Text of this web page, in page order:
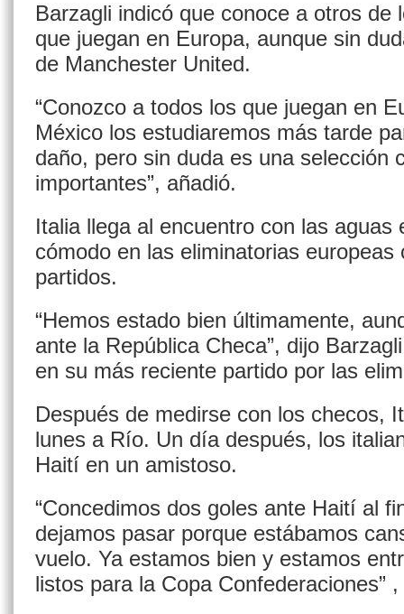
Barzagli indicó que conoce a otros de
que juegan en Europa, aunque sin
de Manchester United.
“Conozco a todos los que juegan en
México los estudiaremos más tarde
daño, pero sin duda es una selección
importantes”, añadió.
Italia llega al encuentro con las aguas
cómodo en las eliminatorias
partidos.
“Hemos estado bien últimamente,
ante la República Checa”, dijo
en su más reciente partido por las
Después de medirse con los checos,
lunes a Río. Un día después, los
Haití en un amistoso.
“Concedimos dos goles ante Haití al
dejamos pasar porque estábamos
vuelo. Ya estamos bien y estamos
listos para la Copa Confederaciones”